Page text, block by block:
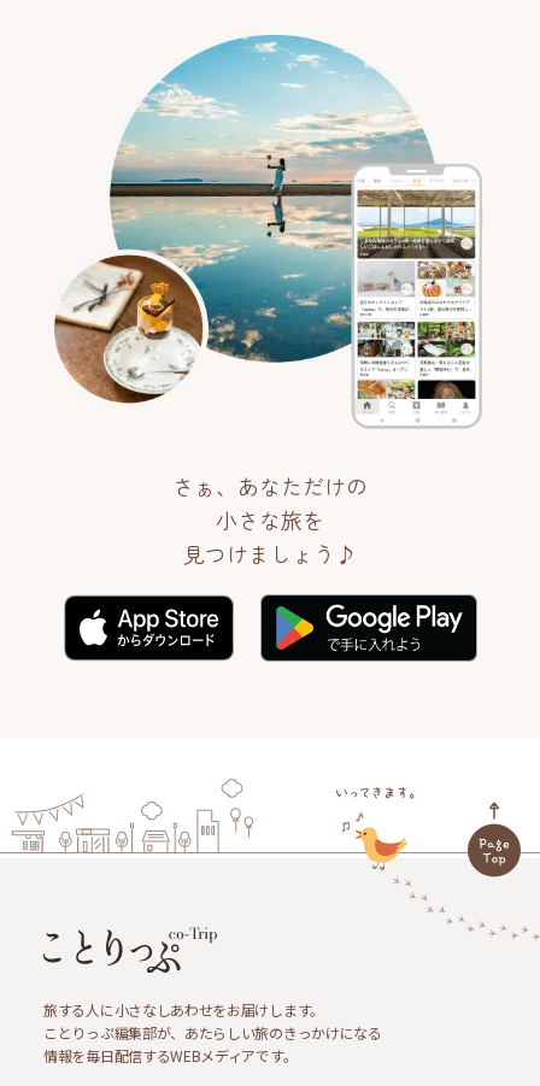
さぁ、あなただけの
小さな旅を
見つけましょう♪
旅する人に小さなしあわせをお届けします。
ことりっぷ編集部が、あたらしい旅のきっかけになる
情報を毎日配信するWEBメディアです。